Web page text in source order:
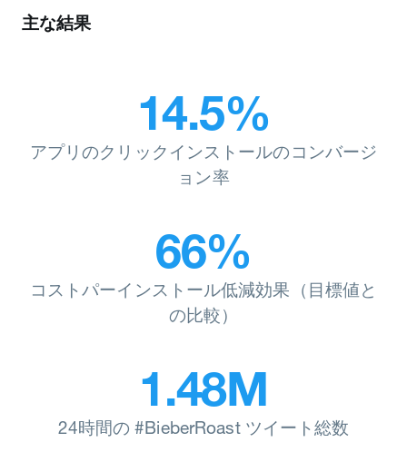
主な結果
14.5%
アプリのクリックインストールのコンバージ
ョン率
66%
コストパーインストール低減効果（目標値と
の比較）
1.48M
24時間の #BieberRoast ツイート総数